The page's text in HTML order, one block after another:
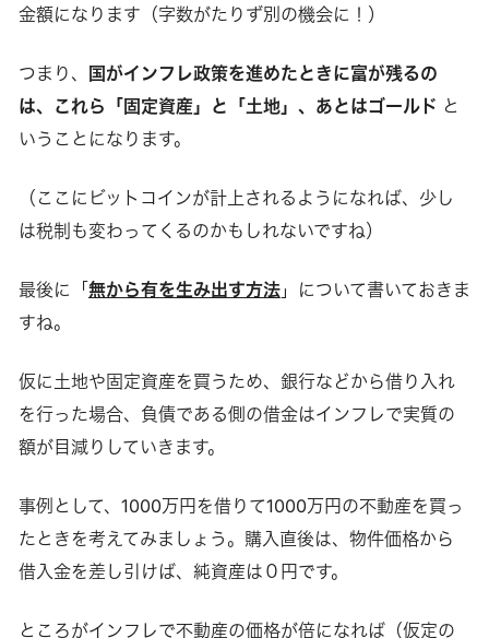
金額になります（字数がたりず別の機会に！）
つまり、 国がインフレ政策を進めたときに富が残るの
は、これら「固定資産」と「土地」、あとはゴールド と
いうことになります。
（ここにビットコインが計上されるようになれば、少し
は税制も変わってくるのかもしれないですね）
最後に「無から有を生み出す方法」について書いておきま
すね。
仮に土地や固定資産を買うため、銀行などから借り入れ
を行った場合、負債である側の借金はインフレで実質の
額が目減りしていきます。
事例として、1000万円を借りて1000万円の不動産を買っ
たときを考えてみましょう。購入直後は、物件価格から
借入金を差し引けば、純資産は０円です。
ところがインフレで不動産の価格が倍になれば（仮定の